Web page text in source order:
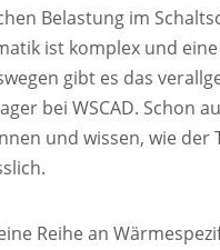
Belastung im
ist komplex und
gibt es das
bei WSCAD. Schon
und wissen, wie
Reihe an